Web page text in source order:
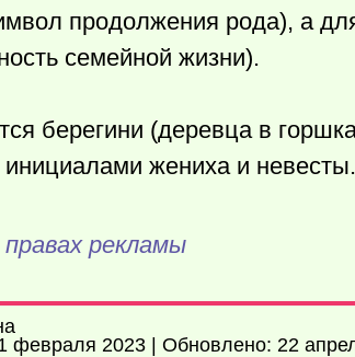
продолжения рода), а
семейной жизни).
берегини (деревца в
жениха и невесты.
рекламы
февраля 2023 | Обновлено: 22